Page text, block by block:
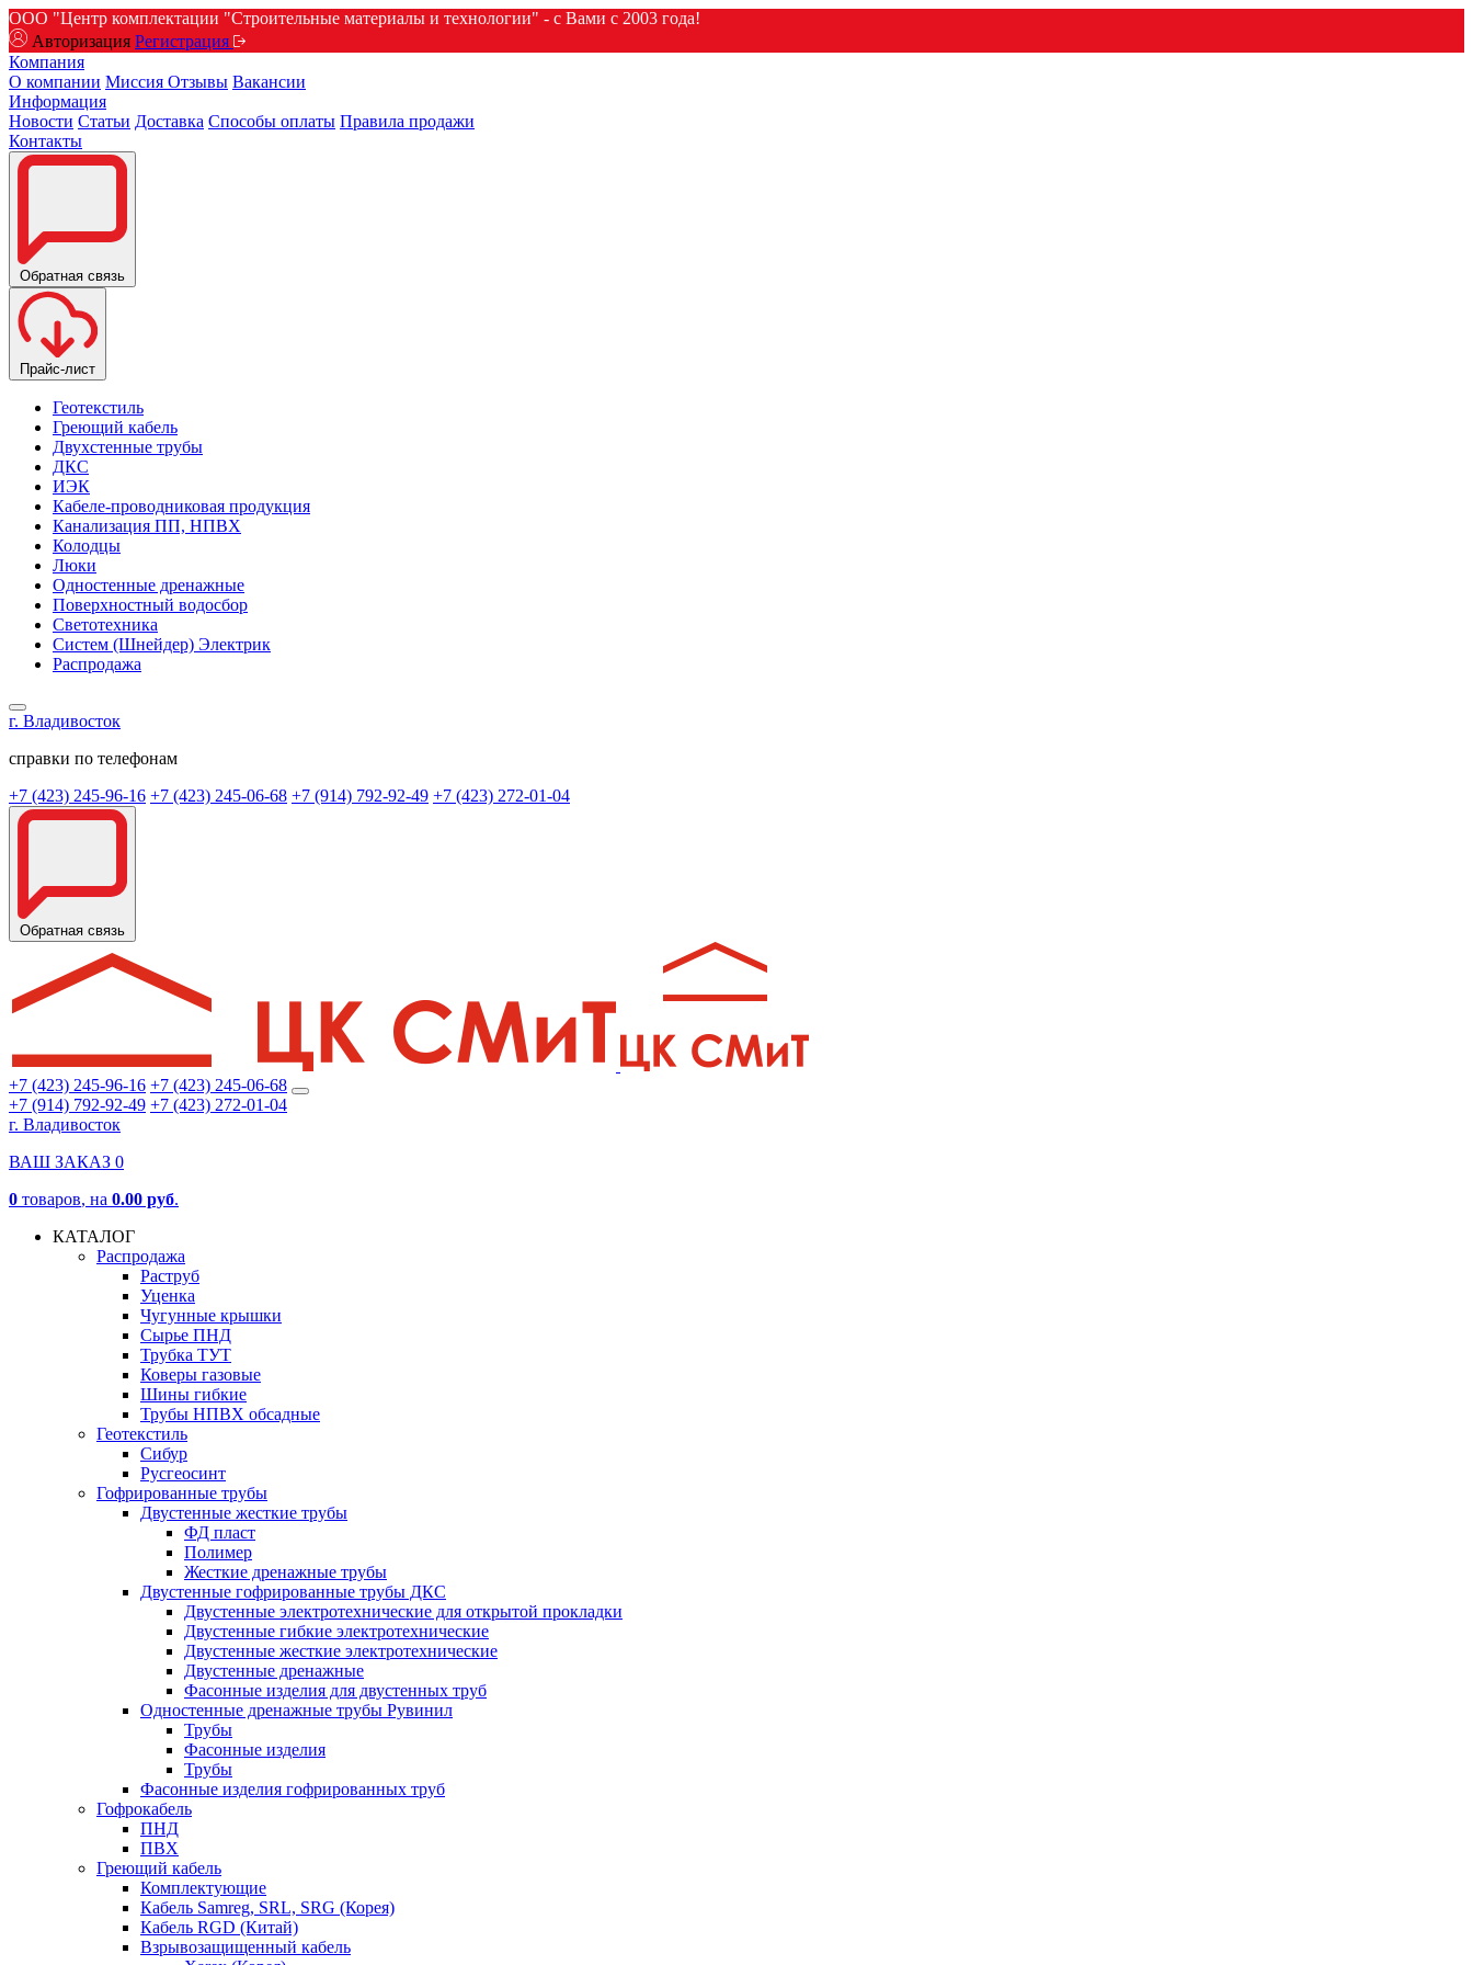
ООО "Центр комплектации "Строительные материалы и технологии" - с Вами с 2003 года!
Авторизация Регистрация
Компания
О компании Миссия Отзывы Вакансии
Информация
Новости Статьи Доставка Способы оплаты Правила продажи
Контакты
Обратная связь
Прайс-лист
Геотекстиль
Греющий кабель
Двухстенные трубы
ДКС
ИЭК
Кабеле-проводниковая продукция
Канализация ПП, НПВХ
Колодцы
Люки
Одностенные дренажные
Поверхностный водосбор
Светотехника
Систем (Шнейдер) Электрик
Распродажа
г. Владивосток
справки по телефонам
+7 (423) 245-96-16 +7 (423) 245-06-68 +7 (914) 792-92-49 +7 (423) 272-01-04
Обратная связь
+7 (423) 245-96-16 +7 (423) 245-06-68
+7 (914) 792-92-49 +7 (423) 272-01-04
г. Владивосток
ВАШ ЗАКАЗ 0
0 товаров, на 0.00 руб.
КАТАЛОГ
Распродажа
Раструб
Уценка
Чугунные крышки
Сырье ПНД
Трубка ТУТ
Коверы газовые
Шины гибкие
Трубы НПВХ обсадные
Геотекстиль
Сибур
Русгеосинт
Гофрированные трубы
Двустенные жесткие трубы
ФД пласт
Полимер
Жесткие дренажные трубы
Двустенные гофрированные трубы ДКС
Двустенные электротехнические для открытой прокладки
Двустенные гибкие электротехнические
Двустенные жесткие электротехнические
Двустенные дренажные
Фасонные изделия для двустенных труб
Одностенные дренажные трубы Рувинил
Трубы
Фасонные изделия
Трубы
Фасонные изделия гофрированных труб
Гофрокабель
ПНД
ПВХ
Греющий кабель
Комплектующие
Кабель Samreg, SRL, SRG (Корея)
Кабель RGD (Китай)
Взрывозащищенный кабель